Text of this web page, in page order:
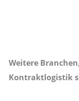
Weitere
Kontraktlogistik